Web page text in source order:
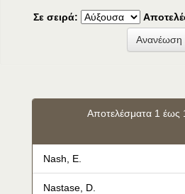
Σε σειρά:
Αποτελέσματα 1 έως
Nash, E.
Nastase, D.